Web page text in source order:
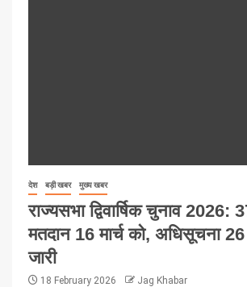
देश बड़ी खबर मुख्य खबर
राज्यसभा द्विवार्षिक चुनाव 2026:
मतदान 16 मार्च को, अधिसूचना
जारी
18 February 2026 Jag Khabar